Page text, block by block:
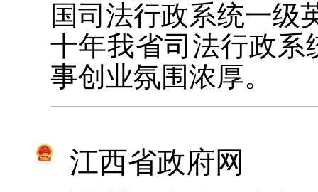
国司法行政系统一级
十年我省司法行政系
事创业氛围浓厚。
江西省政府网